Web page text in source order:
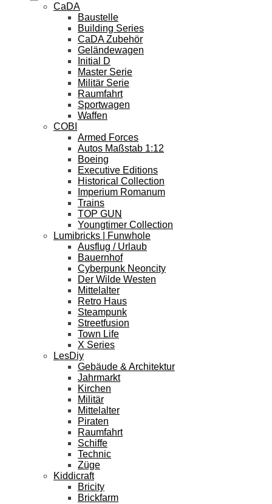
CaDA
Baustelle
Building Series
CaDA Zubehör
Geländewagen
Initial D
Master Serie
Militär Serie
Raumfahrt
Sportwagen
Waffen
COBI
Armed Forces
Autos Maßstab 1:12
Boeing
Executive Editions
Historical Collection
Imperium Romanum
Trains
TOP GUN
Youngtimer Collection
Lumibricks | Funwhole
Ausflug / Urlaub
Bauernhof
Cyberpunk Neoncity
Der Wilde Westen
Mittelalter
Retro Haus
Steampunk
Streetfusion
Town Life
X Series
LesDiy
Gebäude & Architektur
Jahrmarkt
Kirchen
Militär
Mittelalter
Piraten
Raumfahrt
Schiffe
Technic
Züge
Kiddicraft
Bricity
Brickfarm